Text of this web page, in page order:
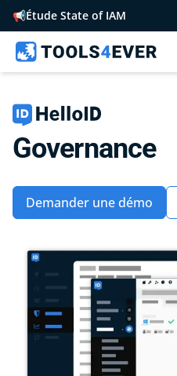
📢Étude State of IAM
Governance
Demander une démo